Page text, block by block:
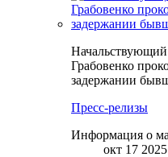
Грабовенко
задержании
Пресс-релизы
Информация о
окт 17 2025